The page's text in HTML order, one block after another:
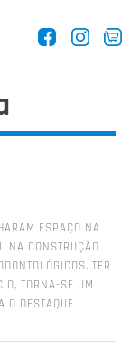
ESPAÇO NA
NA CONSTRUÇÃO
TER
TORNA-SE UM
O DESTAQUE